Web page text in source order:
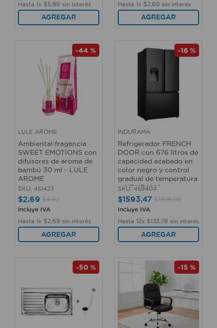
Hasta 1x $5 99 sin interés
AGREGAR
Hasta 1x $2 69 sin interés
AGREGAR
-44 %
LULE AROME
Ambiental fragancia
SWEET EMOTIONS con
difusores de aroma de
bambú 30 ml - LULE
AROME
SKU: 451423
$2,69 $4,82
Incluye IVA
Hasta 1x $2 69 sin interés
AGREGAR
-16 %
INDURAMA
Refrigerador FRENCH
DOOR con 676 litros de
capacidad acabado en
color negro y control
gradual de temperatura
- INDURAMA
SKU: 459404
$1593,47 $1896,99
Incluye IVA
Hasta 12x $132 78 sin interés
AGREGAR
-50 % -15 %